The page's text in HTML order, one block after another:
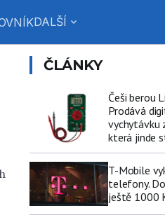
DALŠÍ expand_more
ČLÁNKY
Češi berou
Prodává
vychytávku
která jinde
T-Mobile
telefony.
ještě 1000